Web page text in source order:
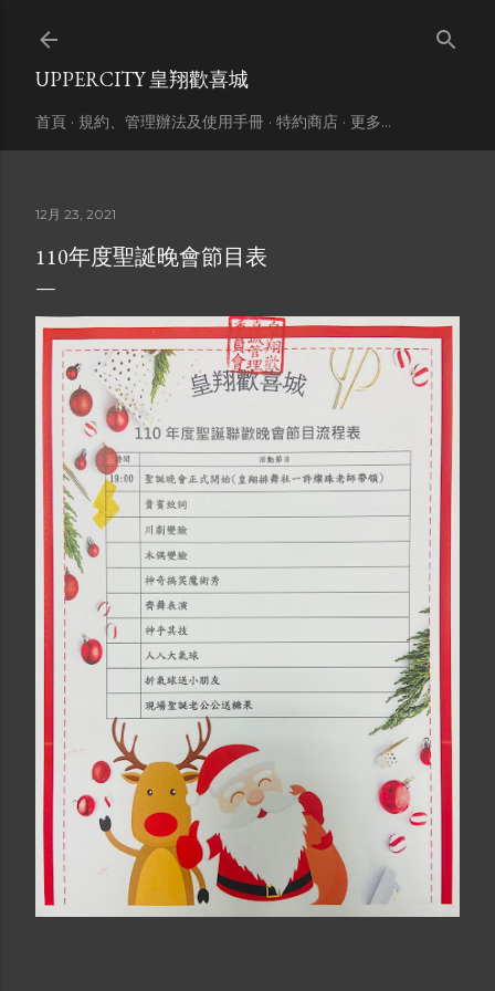
UPPERCITY 皇翔歡喜城
首頁 規約、管理辦法及使用手冊 特約商店 更多…
12月 23, 2021
110年度聖誕晚會節目表